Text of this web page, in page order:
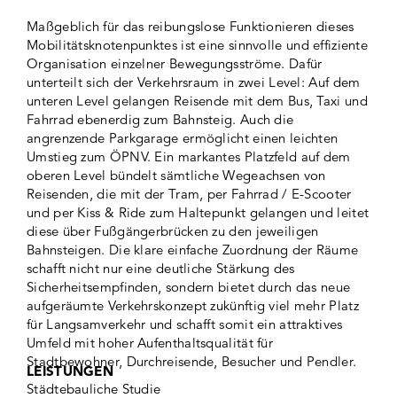
Maßgeblich für das reibungslose Funktionieren dieses
Mobilitätsknotenpunktes ist eine sinnvolle und effiziente
Organisation einzelner Bewegungsströme. Dafür
unterteilt sich der Verkehrsraum in zwei Level: Auf dem
unteren Level gelangen Reisende mit dem Bus, Taxi und
Fahrrad ebenerdig zum Bahnsteig. Auch die
angrenzende Parkgarage ermöglicht einen leichten
Umstieg zum ÖPNV. Ein markantes Platzfeld auf dem
oberen Level bündelt sämtliche Wegeachsen von
Reisenden, die mit der Tram, per Fahrrad / E-Scooter
und per Kiss & Ride zum Haltepunkt gelangen und leitet
diese über Fußgängerbrücken zu den jeweiligen
Bahnsteigen. Die klare einfache Zuordnung der Räume
schafft nicht nur eine deutliche Stärkung des
Sicherheitsempfinden, sondern bietet durch das neue
aufgeräumte Verkehrskonzept zukünftig viel mehr Platz
für Langsamverkehr und schafft somit ein attraktives
Umfeld mit hoher Aufenthaltsqualität für
Stadtbewohner, Durchreisende, Besucher und Pendler.
LEISTUNGEN
Städtebauliche Studie